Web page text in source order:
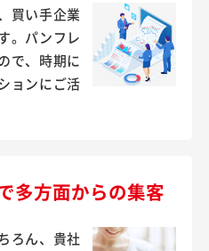
買い手企業
。パンフレ
で、時期に
ョンにご活
多方面からの集客
ろん、貴社